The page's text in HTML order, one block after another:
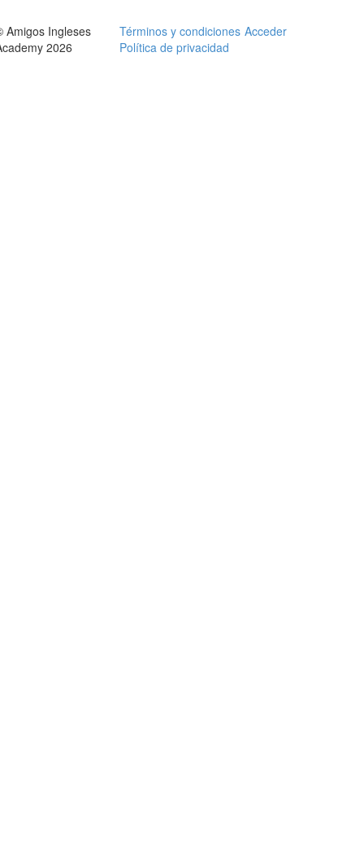
Amigos Ingleses
2026
Términos y condiciones
Política de privacidad
Acceder